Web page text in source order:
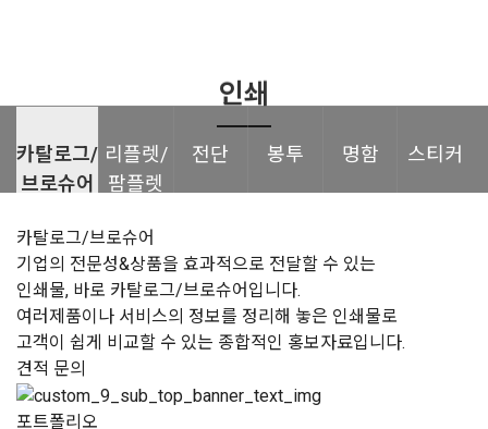
인쇄
카탈로그/
브로슈어
리플렛/
팜플렛
전단 봉투 명함 스티커
카탈로그/브로슈어
기업의 전문성&상품을 효과적으로 전달할 수 있는
인쇄물, 바로 카탈로그/브로슈어입니다.
여러제품이나 서비스의 정보를 정리해 놓은 인쇄물로
고객이 쉽게 비교할 수 있는 종합적인 홍보자료입니다.
견적 문의
포트폴리오